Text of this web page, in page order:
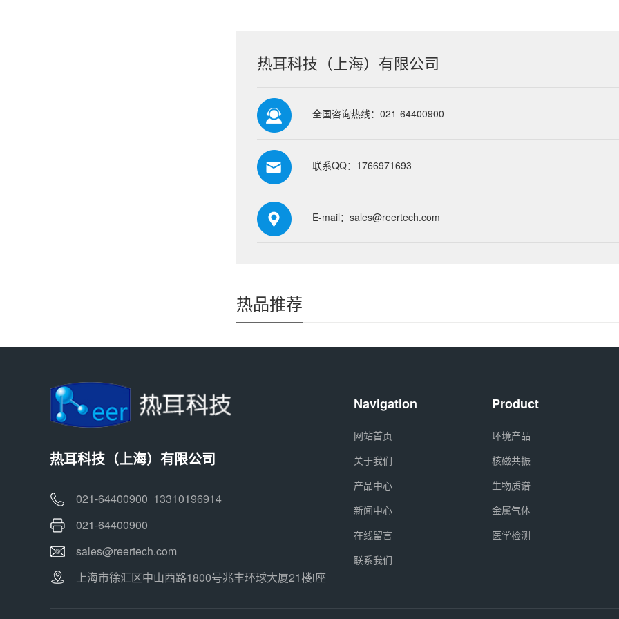
热耳科技（上海）有限公司
全国咨询热线：021-64400900
联系QQ：1766971693
E-mail：sales@reertech.com
热品推荐
热耳科技（上海）有限公司
021-64400900 13310196914
021-64400900
sales@reertech.com
上海市徐汇区中山西路1800号兆丰环球大厦21楼i座
Navigation
网站首页
关于我们
产品中心
新闻中心
在线留言
联系我们
Product
环境产品
核磁共振
生物质谱
金属气体
医学检测